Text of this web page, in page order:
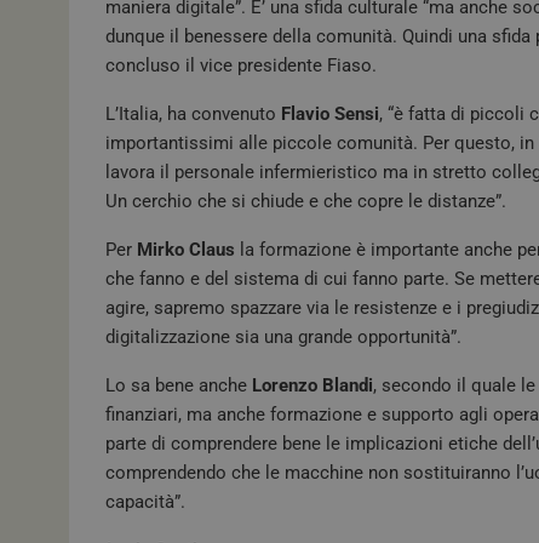
maniera digitale”. E’ una sfida culturale “ma anche
dunque il benessere della comunità. Quindi una
concluso il vice presidente Fiaso.
L’Italia, ha convenuto Flavio Sensi, “è fatta di piccoli
importantissimi alle piccole comunità. Per questo,
lavora il personale infermieristico ma in stretto
Un cerchio che si chiude e che copre le distanze”.
Per Mirko Claus la formazione è importante anche
che fanno e del sistema di cui fanno parte. Se
agire, sapremo spazzare via le resistenze e i
digitalizzazione sia una grande opportunità”.
Lo sa bene anche Lorenzo Blandi, secondo il quale
finanziari, ma anche formazione e supporto agli
parte di comprendere bene le implicazioni etiche
comprendendo che le macchine non sostituiranno
capacità”.
tracking-sites-
ironfish-tracking-
enable
ARRAffinity
ironfish-session-id
ARRAffinitySameSite